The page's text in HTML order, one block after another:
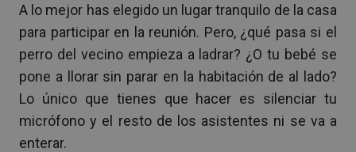
A lo mejor has elegido un lugar tranquilo de la casa
para participar en la reunión. Pero, ¿qué pasa si el
perro del vecino empieza a ladrar? ¿O tu bebé se
pone a llorar sin parar en la habitación de al lado?
Lo único que tienes que hacer es silenciar tu
micrófono y el resto de los asistentes ni se va a
enterar.